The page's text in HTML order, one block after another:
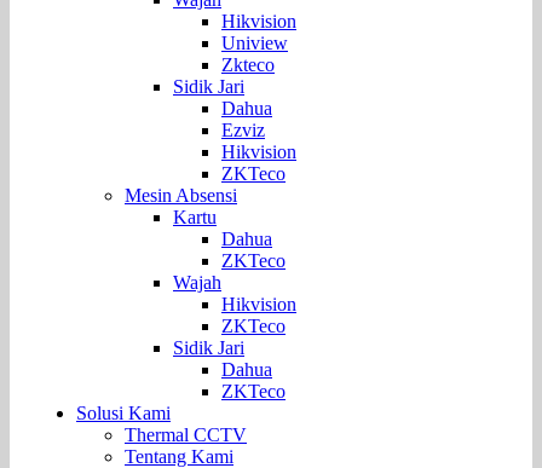
Hikvision
Uniview
Zkteco
Sidik Jari
Dahua
Ezviz
Hikvision
ZKTeco
Mesin Absensi
Kartu
Dahua
ZKTeco
Wajah
Hikvision
ZKTeco
Sidik Jari
Dahua
ZKTeco
Solusi Kami
Thermal CCTV
Tentang Kami